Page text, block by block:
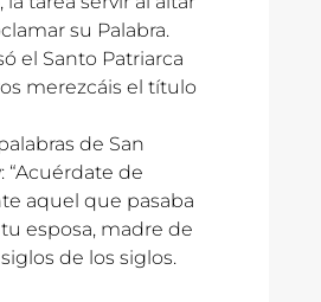
su Palabra.
el Santo Patriarca
merezcáis el título
de San
“Acuérdate de
aquel que pasaba
esposa, madre de
de los siglos.